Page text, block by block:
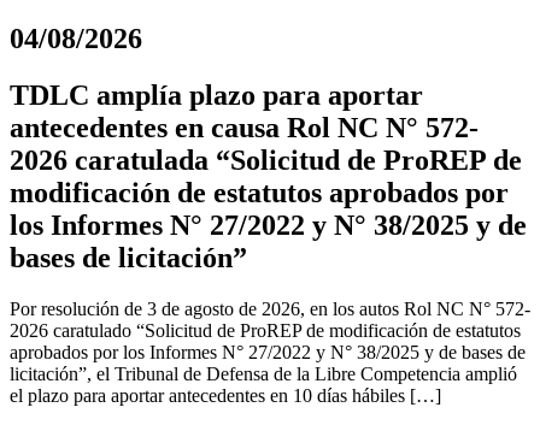
04/08/2026
TDLC amplía plazo para aportar
antecedentes en causa Rol NC N° 572-
2026 caratulada “Solicitud de ProREP de
modificación de estatutos aprobados por
los Informes N° 27/2022 y N° 38/2025 y de
bases de licitación”
Por resolución de 3 de agosto de 2026, en los autos Rol NC N° 572-
2026 caratulado “Solicitud de ProREP de modificación de estatutos
aprobados por los Informes N° 27/2022 y N° 38/2025 y de bases de
licitación”, el Tribunal de Defensa de la Libre Competencia amplió
el plazo para aportar antecedentes en 10 días hábiles […]